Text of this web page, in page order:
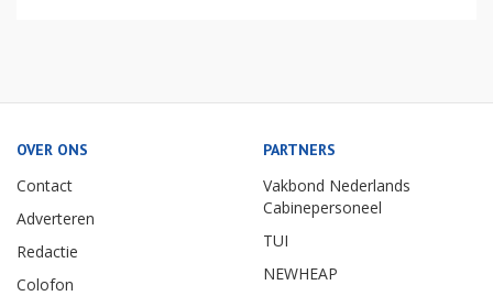
OVER ONS
Contact
Adverteren
Redactie
Colofon
PARTNERS
Vakbond Nederlands
Cabinepersoneel
TUI
NEWHEAP